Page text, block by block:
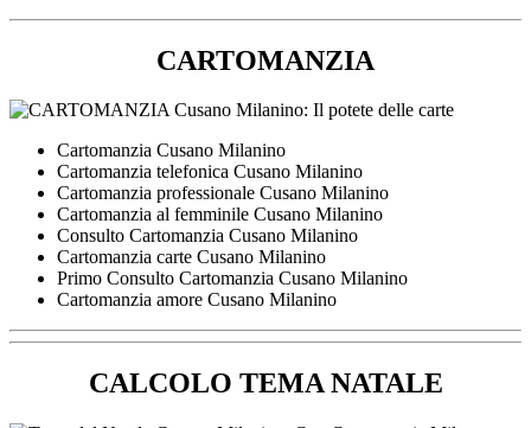
CARTOMANZIA
Cartomanzia Cusano Milanino
Cartomanzia telefonica Cusano Milanino
Cartomanzia professionale Cusano Milanino
Cartomanzia al femminile Cusano Milanino
Consulto Cartomanzia Cusano Milanino
Cartomanzia carte Cusano Milanino
Primo Consulto Cartomanzia Cusano Milanino
Cartomanzia amore Cusano Milanino
CALCOLO TEMA NATALE